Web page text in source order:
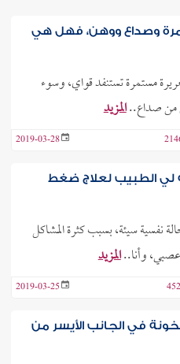
وصداع ووهن، فهل هي
مستمرة تستنفد قواي، وسوء
من صداع..المزيد
2019-03-28
لي الطبيب لعلاج ضغط
نفسية سيئة، بسبب كثرة المشاكل
وأنا..المزيد
2019-03-25
في الجانب الأيسر من